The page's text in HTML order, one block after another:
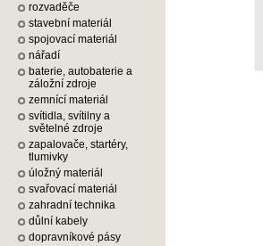
rozvaděče
stavební materiál
spojovací materiál
nářadí
baterie, autobaterie a
záložní zdroje
zemnící materiál
svítidla, svítilny a
světelné zdroje
zapalovače, startéry,
tlumivky
úložný materiál
svařovací materiál
zahradní technika
důlní kabely
dopravníkové pásy